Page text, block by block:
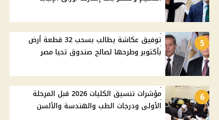
5
توفيق عكاشة يطالب بسحب 32 قطعة أرض
بأكتوبر وطرحها لصالح صندوق تحيا مصر
6
مؤشرات تنسيق الكليات 2026 قبل المرحلة
الأولى ودرجات الطب والهندسة والألسن